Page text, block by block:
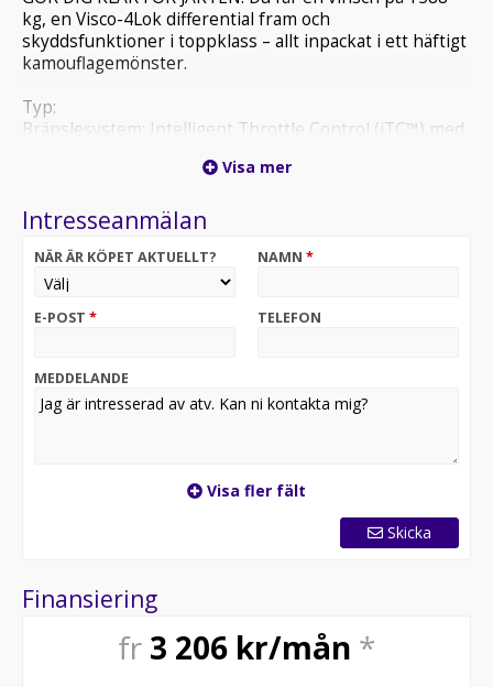
kg, en Visco-4Lok differential fram och
skyddsfunktioner i toppklass – allt inpackat i ett häftigt
kamouflagemönster.
Typ:
Bränslesystem: Intelligent Throttle Control (iTC™) med
Intelligent Engine Braking (iEB™)
Servostyrning
Dynamisk servostyrning (DPS) med tre lägen
Oktan Sverige AB
Visa mer
Intresseanmälan
NÄR ÄR KÖPET AKTUELLT? NAMN *
E-POST * TELEFON
MEDDELANDE
Visa fler fält
Skicka
Finansiering
fr 3 206 kr/mån *